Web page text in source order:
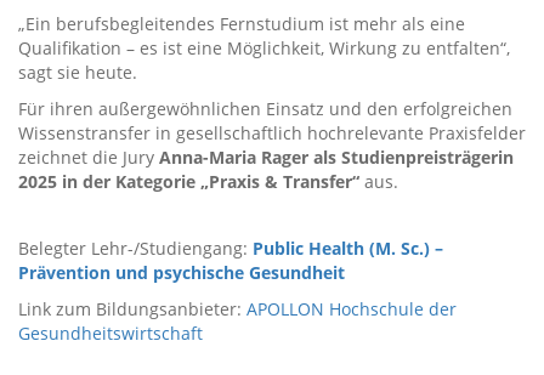
„Ein berufsbegleitendes Fernstudium ist mehr als eine
Qualifikation – es ist eine Möglichkeit, Wirkung zu entfalten“,
sagt sie heute.
Für ihren außergewöhnlichen Einsatz und den erfolgreichen
Wissenstransfer in gesellschaftlich hochrelevante Praxisfelder
zeichnet die Jury Anna-Maria Rager als Studienpreisträgerin
2025 in der Kategorie „Praxis & Transfer“ aus.
Belegter Lehr-/Studiengang: Public Health (M. Sc.) –
Prävention und psychische Gesundheit
Link zum Bildungsanbieter: APOLLON Hochschule der
Gesundheitswirtschaft